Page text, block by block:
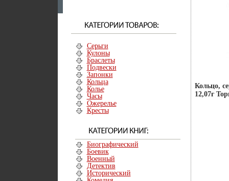
Серьги
Кулоны
Браслеты
Подвески
Запонки
Кольца
Колье
Часы
Ожерелье
Кресты
Биографический
Боевик
Военный
Детектив
Исторический
Кольцо,
12,07г